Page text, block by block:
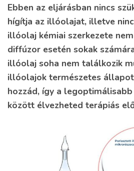
Ebben az eljárásban nincs
hígítja az illóolajat, illetve
illóolaj kémiai szerkezete
diffúzor esetén sokak
illóolaj soha nem találkozik
illóolajok természetes
hozzád, így a
között élvezheted terápiás